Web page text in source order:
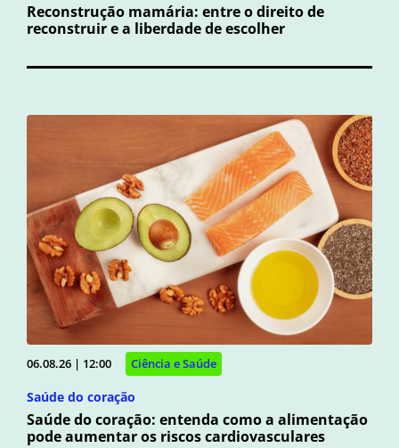
Reconstrução mamária: entre o direito de
reconstruir e a liberdade de escolher
06.08.26 | 12:00 Ciência e Saúde
Saúde do coração
Saúde do coração: entenda como a alimentação
pode aumentar os riscos cardiovasculares